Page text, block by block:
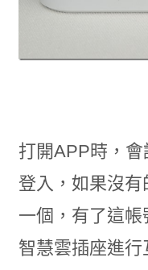
打開APP時，
登入，如果沒
一個，有了這
智慧雲插座進行